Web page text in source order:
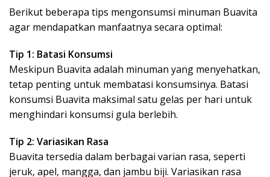
Berikut beberapa tips mengonsumsi minuman Buavita
agar mendapatkan manfaatnya secara optimal:
Tip 1: Batasi Konsumsi
Meskipun Buavita adalah minuman yang menyehatkan,
tetap penting untuk membatasi konsumsinya. Batasi
konsumsi Buavita maksimal satu gelas per hari untuk
menghindari konsumsi gula berlebih.
Tip 2: Variasikan Rasa
Buavita tersedia dalam berbagai varian rasa, seperti
jeruk, apel, mangga, dan jambu biji. Variasikan rasa